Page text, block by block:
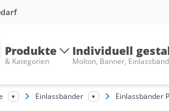
Produkte
& Kategorien
Individuell
Molton, Banner,
Einlassbänder Einlassbänder